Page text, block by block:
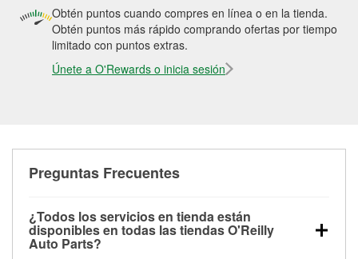
Obtén puntos cuando compres en línea o en la tienda.
Obtén puntos más rápido comprando ofertas por tiempo
limitado con puntos extras.
Únete a O'Rewards o inicia sesión
Preguntas Frecuentes
¿Todos los servicios en tienda están
disponibles en todas las tiendas O'Reilly
Auto Parts?